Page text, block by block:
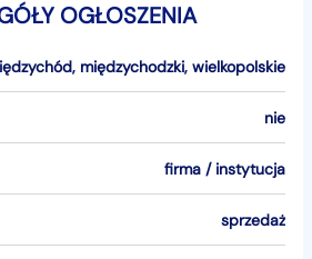
OGŁOSZENIA
, międzychodzki, wielkopolskie
nie
firma / instytucja
sprzedaż